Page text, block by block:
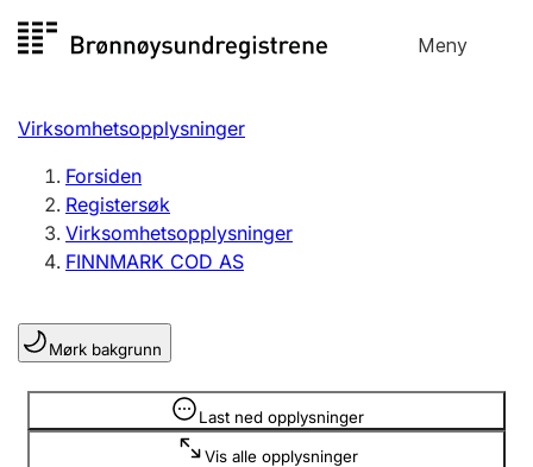
til
Meny
Registersøk
Aksjeselskap
Enkeltpersonforetak
Registrere, endre, slette
Lag og forening
Registrere, endre, slette
Virksomhetsopplysninger
Forsiden
Registersøk
Virksomhetsopplysninger
FINNMARK COD AS
Mørk bakgrunn
Last ned opplysninger
Vis alle opplysninger
Opplysninger er skjult